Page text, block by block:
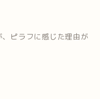
ピラフに感じた理由が